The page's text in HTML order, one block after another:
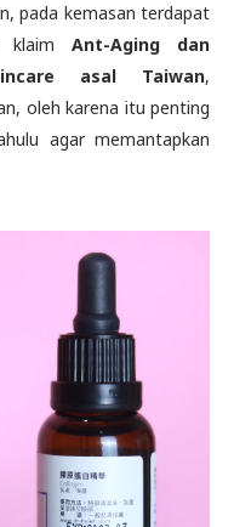
pada kemasan terdapat
klaimAnt-Aging dan
asal Taiwan,
oleh karena itu penting
agar memantapkan